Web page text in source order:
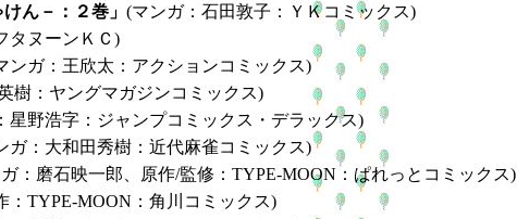
ん－：２巻」 (マンガ：石田敦子：ＹＫコミックス)
タヌーンＫＣ)
ンガ：王欣太：アクションコミックス)
樹：ヤングマガジンコミックス)
星野浩字：ジャンプコミックス・デラックス)
ガ：大和田秀樹：近代麻雀コミックス)
：磨石映一郎、原作/監修：TYPE-MOON：ぱれっとコミックス)
：TYPE-MOON：角川コミックス)